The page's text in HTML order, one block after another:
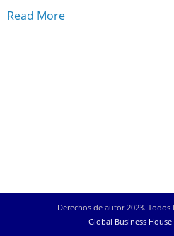
durabilidad, por lo que puede
Read More
Derechos de autor 2023.
Global Business House